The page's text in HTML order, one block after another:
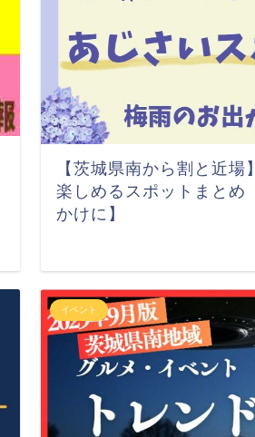
【茨城県南から割と近場
楽しめるスポットまとめ
かけに】
イベント